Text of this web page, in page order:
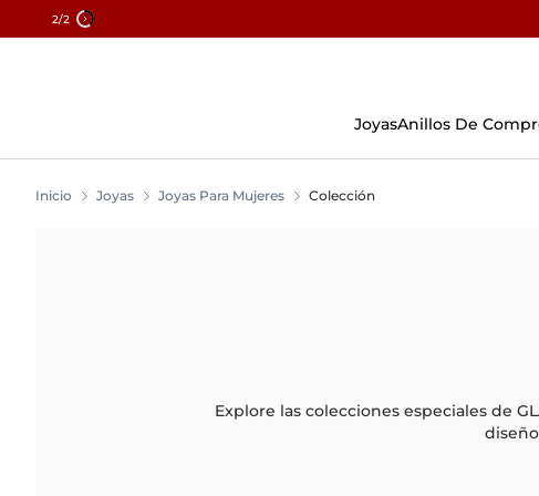
2/2
JoyasAnillos De
Inicio Joyas Joyas Para Mujeres Colección
Explore las colecciones especiales de